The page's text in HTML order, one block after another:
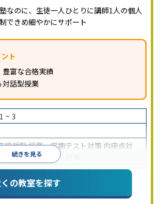
なのに、生徒一人ひとりに講師1人の個人
できめ細やかにサポート
ト
富な合格実績
対話型授業
続きを見る
~ 3
校受験授業・定期テスト対策 内申点対
の定着学校別特化対策
生に対応入塾に学力基準あり季節講習
可 自習室あり
学年の集団塾アンケート調査方法を参照
の教室を探す